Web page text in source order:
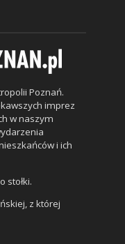
Poznań.
imprez
w naszym
i ich
stołki.
z której